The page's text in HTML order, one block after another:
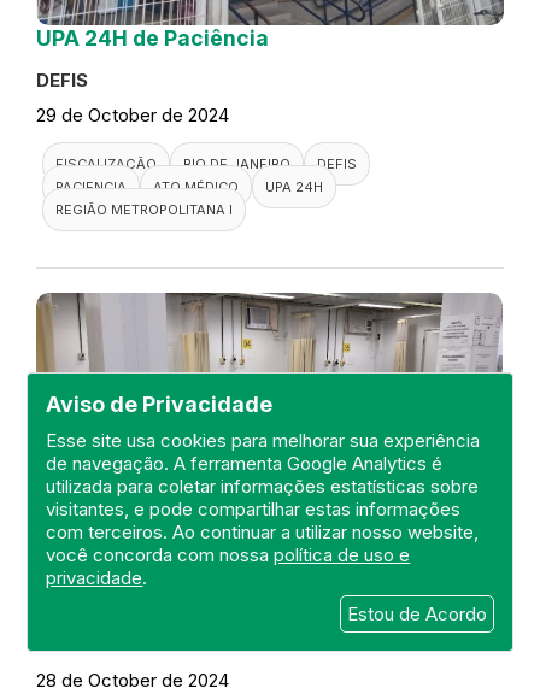
Aviso de Privacidade
Esse site usa cookies para melhorar sua experiência
de navegação. A ferramenta Google Analytics é
utilizada para coletar informações estatísticas sobre
visitantes, e pode compartilhar estas informações
com terceiros. Ao continuar a utilizar nosso website,
você concorda com nossapolítica de uso e
privacidade.
Estou de Acordo
UPA 24H de Paciência
DEFIS
29 de October de 2024
FISCALIZAÇÃO RIO DE JANEIRO
DEFIS
PACIENCIA
ATO MÉDICO
UPA 24H
REGIÃO METROPOLITANA I
Visita a UPA 24H Nova Friburgo
DEFIS
28 de October de 2024